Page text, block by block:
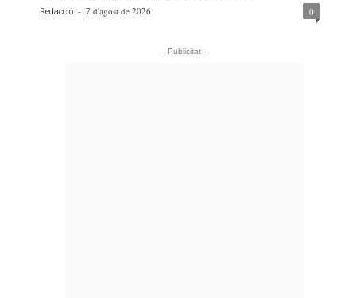
Redacció - 7 d'agost de 2026 0
- Publicitat -